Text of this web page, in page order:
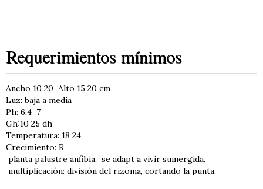
Requerimientos mínimos
Ancho 10 20 Alto 15 20 cm
Luz: baja a media
Ph: 6,4 7
Gh:10 25 dh
Temperatura: 18 24
Crecimiento: R
planta palustre anfibia, se adapt a vivir sumergida.
multiplicación: división del rizoma, cortando la punta.